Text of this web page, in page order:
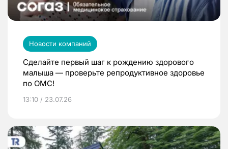
Новости компаний
Сделайте первый шаг к рождению здорового
малыша — проверьте репродуктивное здоровье
по ОМС!
13:10 / 23.07.26